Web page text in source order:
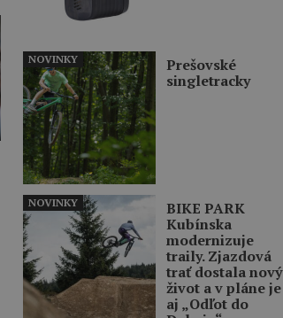
Prešovské
singletracky
NOVINKY
BIKE PARK
Kubínska
modernizuje
traily. Zjazdová
trať dostala nový
život a v pláne je
aj „Odľot do
NOVINKY